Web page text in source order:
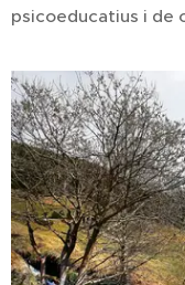
psicoeducatius i de